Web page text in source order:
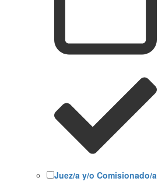
Juez/a y/o Comisionado/a